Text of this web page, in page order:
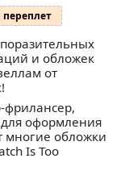
и обложек
от
оформления
многие обложки
Is Too